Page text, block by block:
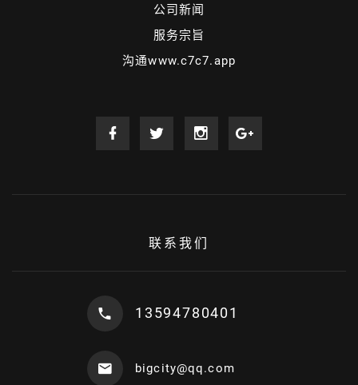
公司新闻
服务宗旨
沟通www.c7c7.app
联系我们
13594780401
bigcity@qq.com